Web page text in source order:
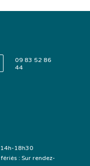
09 83 52 86
44
18h30
: Sur rendez-